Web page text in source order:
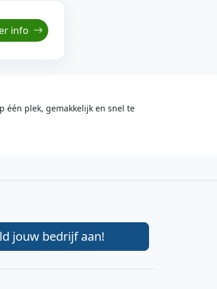
info
plek, gemakkelijk en snel te
jouw bedrijf aan!